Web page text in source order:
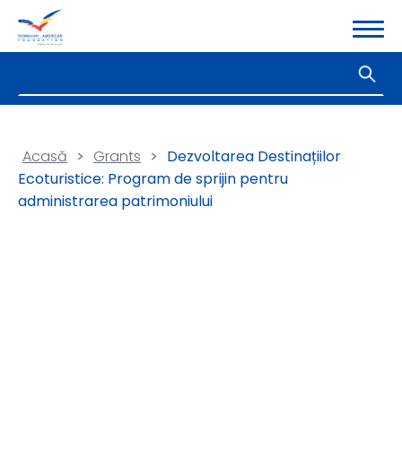
Acasă > Grants > Dezvoltarea Destinațiilor
Ecoturistice: Program de sprijin pentru
administrarea patrimoniului